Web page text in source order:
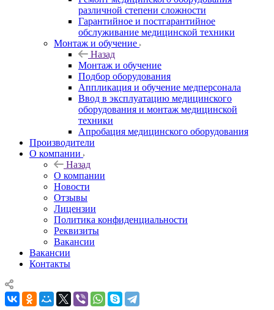
различной степени сложности
Гарантийное и постгарантийное
обслуживание медицинской техники
Монтаж и обучение
Назад
Монтаж и обучение
Подбор оборудования
Аппликация и обучение медперсонала
Ввод в эксплуатацию медицинского
оборудования и монтаж медицинской
техники
Апробация медицинского оборудования
Производители
О компании
Назад
О компании
Новости
Отзывы
Лицензии
Политика конфиденциальности
Реквизиты
Вакансии
Вакансии
Контакты